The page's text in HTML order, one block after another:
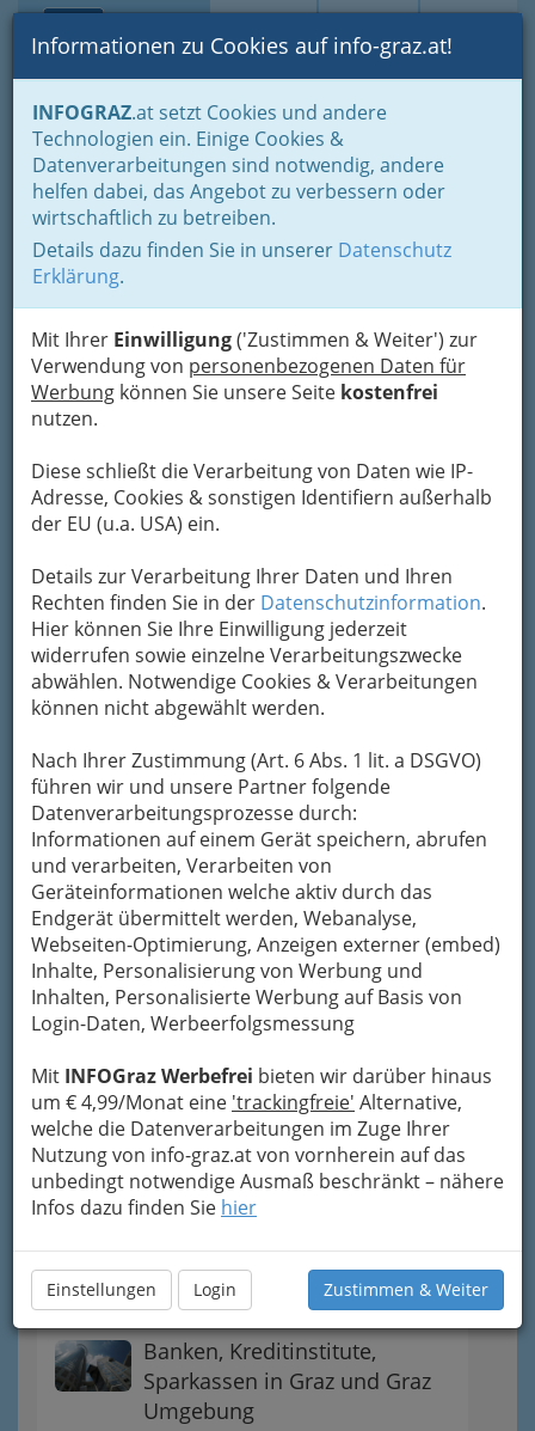
Suche Login Toggle
Informationen zu Cookies auf info-graz.at!
INFOGRAZ.at setzt Cookies und andere
Technologien ein. Einige Cookies &
Datenverarbeitungen sind notwendig, andere
helfen dabei, das Angebot zu verbessern oder
wirtschaftlich zu betreiben.
Details dazu finden Sie in unserer Datenschutz
Erklärung.
Mit Ihrer Einwilligung('Zustimmen & Weiter') zur
Verwendung von personenbezogenen Daten für
Werbung können Sie unsere Seite kostenfrei
nutzen.
Diese schließt die Verarbeitung von Daten wie IP-
Adresse, Cookies & sonstigen Identifiern außerhalb
der EU (u.a. USA) ein.
Details zur Verarbeitung Ihrer Daten und Ihren
Rechten finden Sie in der Datenschutzinformation.
Hier können Sie Ihre Einwilligung jederzeit
widerrufen sowie einzelne Verarbeitungszwecke
abwählen. Notwendige Cookies & Verarbeitungen
können nicht abgewählt werden.
Nach Ihrer Zustimmung (Art. 6 Abs. 1 lit. a DSGVO)
führen wir und unsere Partner folgende
Datenverarbeitungsprozesse durch:
Informationen auf einem Gerät speichern, abrufen
und verarbeiten, Verarbeiten von
Geräteinformationen welche aktiv durch das
Endgerät übermittelt werden, Webanalyse,
Webseiten-Optimierung, Anzeigen externer (embed)
Inhalte, Personalisierung von Werbung und
Inhalten, Personalisierte Werbung auf Basis von
Login-Daten, Werbeerfolgsmessung
Mit INFOGraz Werbefrei bieten wir darüber hinaus
um € 4,99/Monat eine 'trackingfreie' Alternative,
welche die Datenverarbeitungen im Zuge Ihrer
Nutzung von info-graz.at von vornherein auf das
unbedingt notwendige Ausmaß beschränkt – nähere
Infos dazu finden Sie hier
Einstellungen Login Zustimmen & Weiter
Home Branchen
Bauen - der Weg zum eigenen Haus
Immobilienbüros, Immobilienmakler, Immobilienverwalter und
Immobilientreuhänder
Rund um Immobilien
Adressen von Immobilienbüros / Makler bzw. Maklerin
Paula Fellner
Kindermanngasse 20, 8020 Graz
+43 316 716 830
+43 316 773 180
Karte
Adresse mit Google Maps anschauen
Navigation
Adressen von
Immobilienbüros / Makler
bzw. Maklerin
Immobilienverwaltungen in
Graz und Umgebung
Banken, Kreditinstitute,
Sparkassen in Graz und Graz
Umgebung